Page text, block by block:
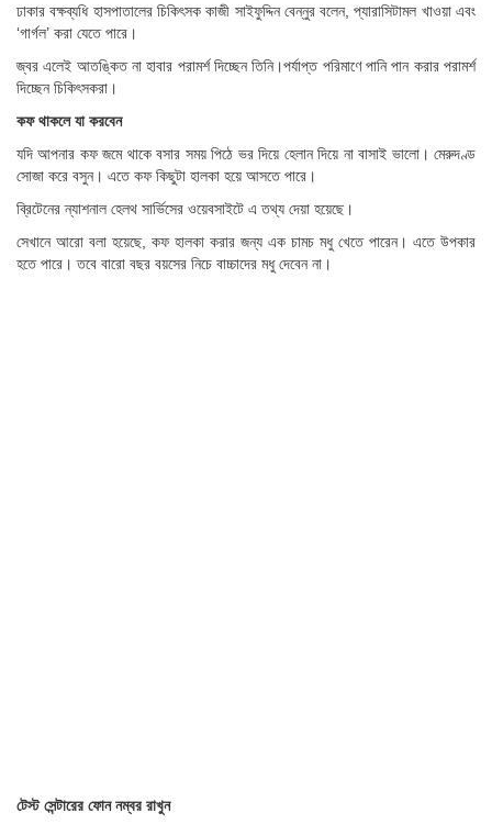
ঢাকার বক্ষব্যধি হাসপাতালের চিকিৎসক কাজী সাইফুদ্দিন বেন্নুর বলেন, প্যারাসিটামল খাওয়া এবং
‘গার্গল’ করা যেতে পারে।
জ্বর এলেই আতঙ্কিত না হাবার পরামর্শ দিচ্ছেন তিনি।পর্যাপ্ত পরিমাণে পানি পান করার পরামর্শ
দিচ্ছেন চিকিৎসকরা।
কফ থাকলে যা করবেন
যদি আপনার কফ জমে থাকে বসার সময় পিঠে ভর দিয়ে হেলান দিয়ে না বাসাই ভালো। মেরুদণ্ড
সোজা করে বসুন। এতে কফ কিছুটা হালকা হয়ে আসতে পারে।
ব্রিটেনের ন্যাশনাল হেলথ সার্ভিসের ওয়েবসাইটে এ তথ্য দেয়া হয়েছে।
সেখানে আরো বলা হয়েছে, কফ হালকা করার জন্য এক চামচ মধু খেতে পারেন। এতে উপকার
হতে পারে। তবে বারো বছর বয়সের নিচে বাচ্চাদের মধু দেবেন না।
টেস্ট সেন্টারের ফোন নম্বর রাখুন